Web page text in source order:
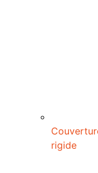
rigide